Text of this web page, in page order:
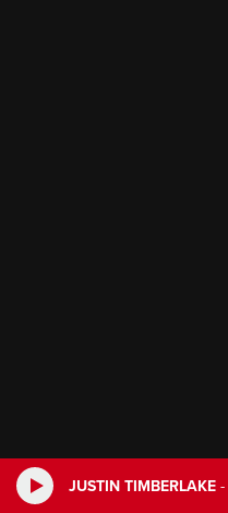
JUSTIN TIMBERLAKE -